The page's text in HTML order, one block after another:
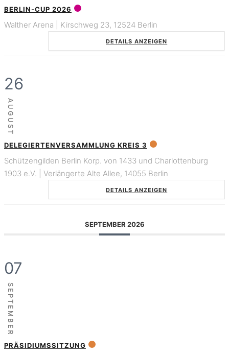
BERLIN-CUP 2026
Walther Arena | Kirschweg 23, 12524 Berlin
DETAILS ANZEIGEN
26
AUGUST
DELEGIERTENVERSAMMLUNG KREIS 3
Schützengilden Berlin Korp. von 1433 und Charlottenburg
1903 e.V. | Verlängerte Alte Allee, 14055 Berlin
DETAILS ANZEIGEN
SEPTEMBER 2026
07
SEPTEMBER
PRÄSIDIUMSSITZUNG